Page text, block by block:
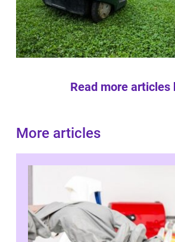
Read more articles
More articles